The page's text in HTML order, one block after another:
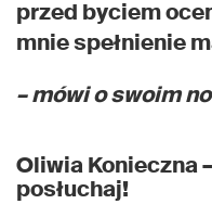
przed byciem
mnie spełnienie
– mówi o swoim
Oliwia Konieczna –
posłuchaj!